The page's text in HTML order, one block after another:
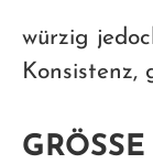
würzig
Konsistenz,
GRÖSSE